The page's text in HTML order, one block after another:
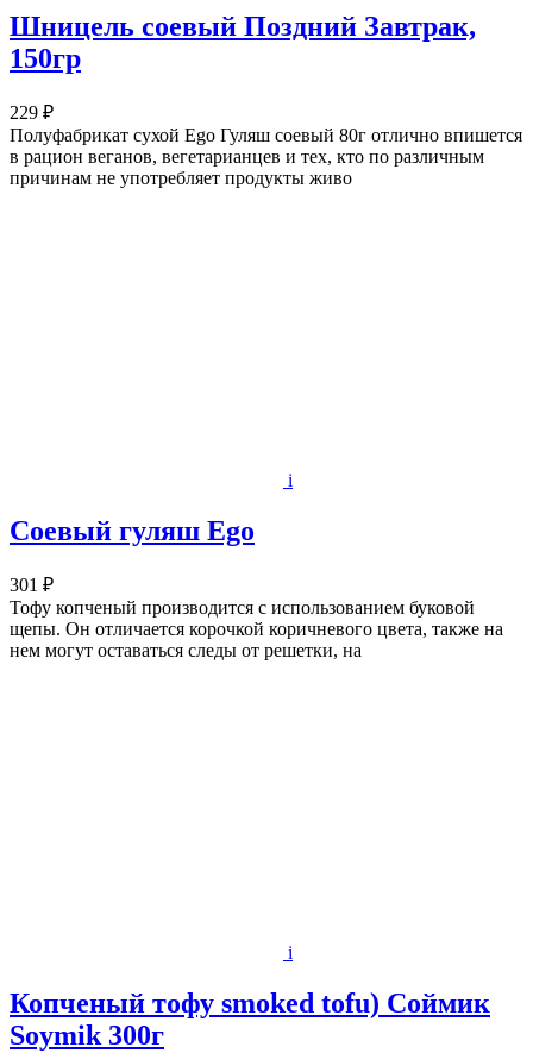
Шницель соевый Поздний Завтрак,
150гр
229 ₽
Полуфабрикат сухой Ego Гуляш соевый 80г отлично впишется
в рацион веганов, вегетарианцев и тех, кто по различным
причинам не употребляет продукты живо
i
Соевый гуляш Ego
301 ₽
Тофу копченый производится с использованием буковой
щепы. Он отличается корочкой коричневого цвета, также на
нем могут оставаться следы от решетки, на
i
Копченый тофу smoked tofu) Соймик
Soymik 300г